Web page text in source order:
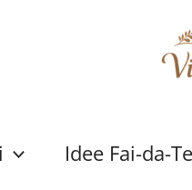
Idee Fai-da-Te